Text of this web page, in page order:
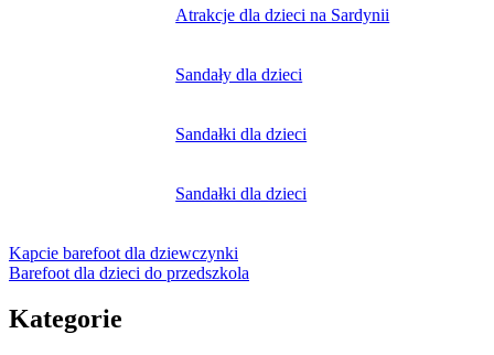
Atrakcje dla dzieci na Sardynii
Sandały dla dzieci
Sandałki dla dzieci
Sandałki dla dzieci
Kapcie barefoot dla dziewczynki
Barefoot dla dzieci do przedszkola
Kategorie